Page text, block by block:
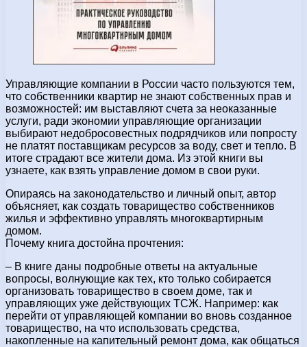
Управляющие компании в России часто пользуются тем,
что собственники квартир не знают собственных прав и
возможностей: им выставляют счета за неоказанные
услуги, ради экономии управляющие организации
выбирают недобросовестных подрядчиков или попросту
не платят поставщикам ресурсов за воду, свет и тепло. В
итоге страдают все жители дома. Из этой книги вы
узнаете, как взять управление домом в свои руки.
Опираясь на законодательство и личный опыт, автор
объясняет, как создать товарищество собственников
жилья и эффективно управлять многоквартирным
домом.
Почему книга достойна прочтения:
– В книге даны подробные ответы на актуальные
вопросы, волнующие как тех, кто только собирается
организовать товарищество в своем доме, так и
управляющих уже действующих ТСЖ. Например: как
перейти от управляющей компании во вновь созданное
товарищество, на что использовать средства,
накопленные на капительный ремонт дома, как общаться